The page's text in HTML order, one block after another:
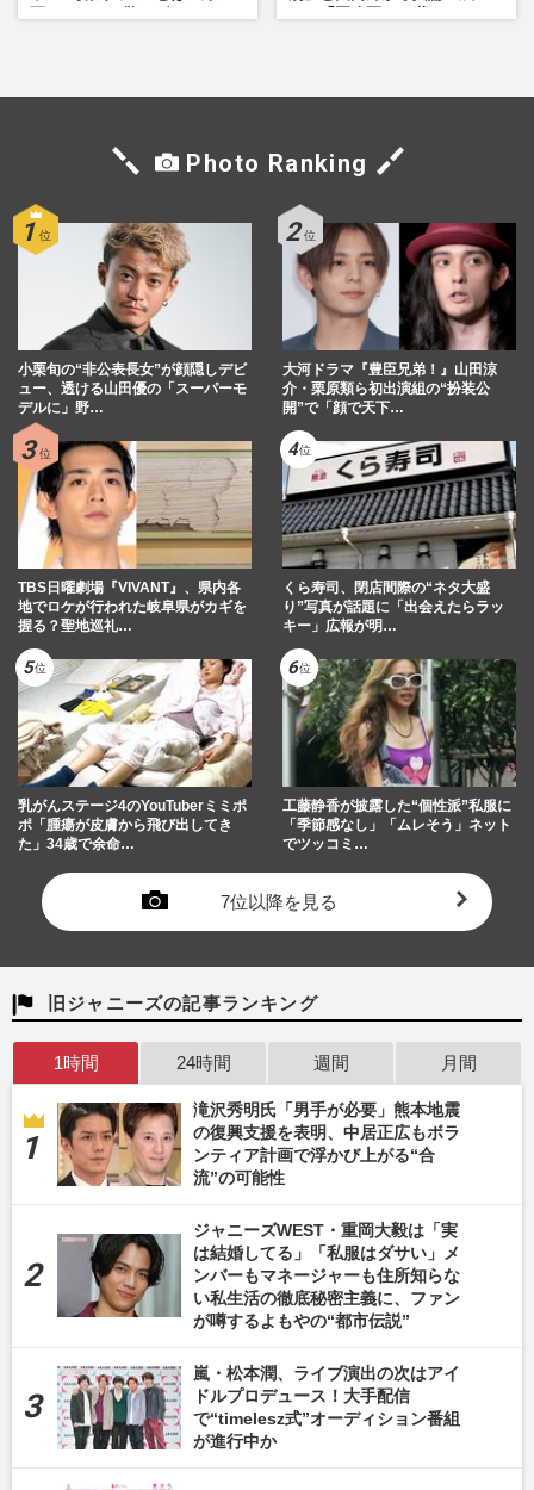
Photo Ranking
小栗旬の“非公表長女”が顔隠しデビ
ュー、透ける山田優の「スーパーモ
デルに」野…
大河ドラマ『豊臣兄弟！』山田涼
介・栗原類ら初出演組の“扮装公
開”で「顔で天下…
TBS日曜劇場『VIVANT』、県内各
地でロケが行われた岐阜県がカギを
握る？聖地巡礼…
くら寿司、閉店間際の“ネタ大盛
り”写真が話題に「出会えたらラッ
キー」広報が明…
乳がんステージ4のYouTuberミミポ
ポ「腫瘍が皮膚から飛び出してき
た」34歳で余命…
工藤静香が披露した“個性派”私服に
「季節感なし」「ムレそう」ネット
でツッコミ…
7位以降を見る
旧ジャニーズの記事ランキング
1時間 24時間 週間 月間
滝沢秀明氏「男手が必要」熊本地震
の復興支援を表明、中居正広もボラ
ンティア計画で浮かび上がる“合
流”の可能性
ジャニーズWEST・重岡大毅は「実
は結婚してる」「私服はダサい」メ
ンバーもマネージャーも住所知らな
い私生活の徹底秘密主義に、ファン
が噂するよもやの“都市伝説”
嵐・松本潤、ライブ演出の次はアイ
ドルプロデュース！大手配信
で“timelesz式”オーディション番組
が進行中か